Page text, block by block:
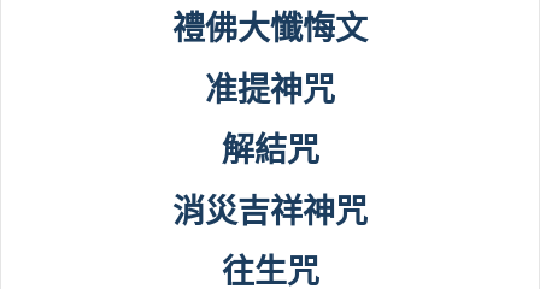
禮佛大懺悔文
准提神咒
解結咒
消災吉祥神咒
往生咒